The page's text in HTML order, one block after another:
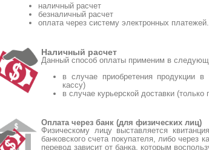
наличный расчет
безналичный расчет
оплата через систему электронных платежей.
Наличный расчет
Данный способ оплаты применим в
в случае приобретения продукции
кассу)
в случае курьерской доставки (только
Оплата через банк (для физических лиц)
Физическому лицу выставляется
банковского счета покупателя, либо через
перевод зависит от банка, которым